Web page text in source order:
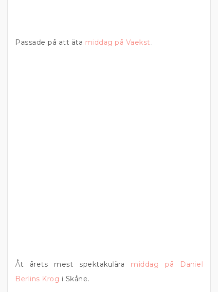
Passade på att äta middag på Vaekst.
Åt årets mest spektakulära middag på Daniel
Berlins Krog i Skåne.